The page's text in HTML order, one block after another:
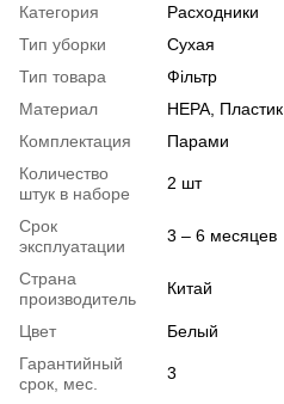
Категория
Расходники
Тип уборки
Сухая
Тип товара
Фільтр
Материал
HEPA, Пластик
Комплектация
Парами
Количество
штук в наборе
2 шт
Срок
эксплуатации
3 – 6 месяцев
Страна
производитель
Китай
Цвет
Белый
Гарантийный
срок, мес.
3